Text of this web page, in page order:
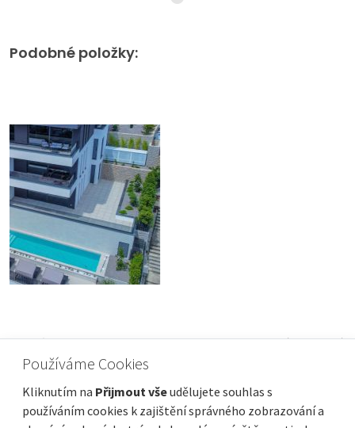
Podobné položky:
PULA, Nový bytový projekt - prodej bytů na
vynikající lokalitě
Cena176 000 € Vzdálenost od moře
1 000 m
Plocha celkem
55 m² Obec, část obce
Pula
Používáme Cookies
Kliknutím na Přijmout všeudělujete souhlas s
používáním cookies k zajištění správného zobrazování a